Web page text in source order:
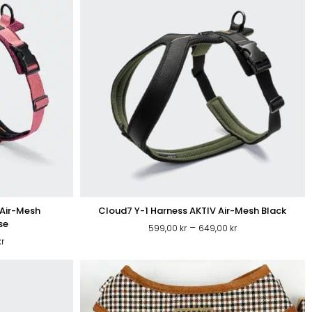
SOVPLATS KATTSAND
1
399,00 kr
1
399,00 kr
Mesh
Prisintervall:
Cloud7 Y-1 Harness AKTIV Air-Mesh Black
599,00 kr – 649,00 krPrisintervall:
649,00 kr